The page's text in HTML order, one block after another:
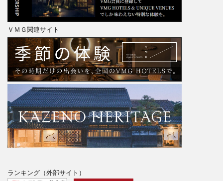
ＶＭＧ関連サイト
ランキング（外部サイト）